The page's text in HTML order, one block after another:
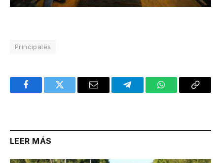
Principales
FacebookTwitter Email TelegramWhatsAppCopy
LEER MÁS